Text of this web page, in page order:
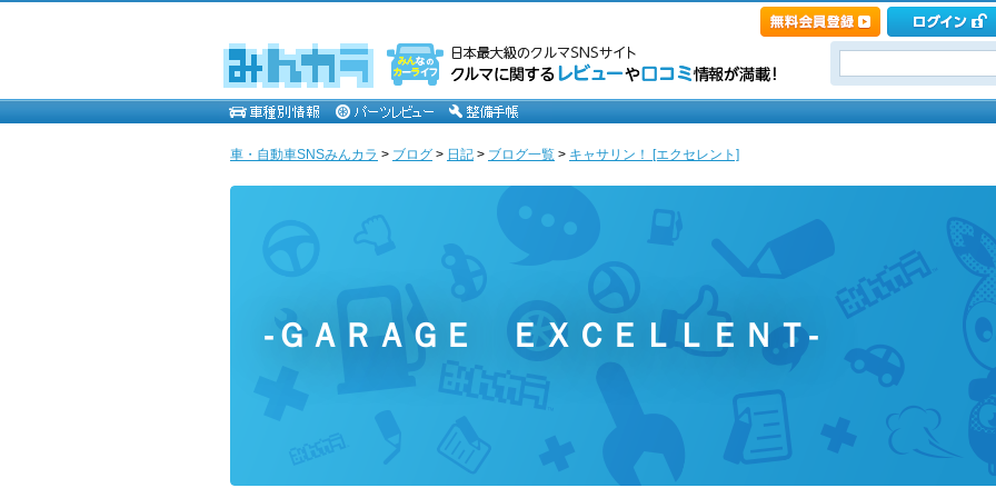
車・自動車SNSみんカラ > ブログ > 日記 > ブログ一覧 > キャサリン！ [エクセレント]
-ＧＡＲＡＧＥ ＥＸＣＥＬＬＥＮＴ-